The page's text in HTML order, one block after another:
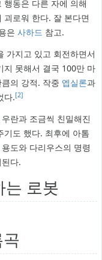
동은 다른 자에 의해
로워 한다. 잘 본다면
은 사하드 참고.
가지고 있고 회전하면서
지 못해서 결국 100만 마
의 강적. 작중 엡실론과
다.[2]
란과 조금씩 친밀해진
기도 했다. 최후에 아톰
도와 다리우스의 명령
다.
는 로봇